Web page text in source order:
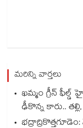
మరిన్ని వార్తలు
ఖమ్మం గ్రీన్
ఢీకొన్న కారు..